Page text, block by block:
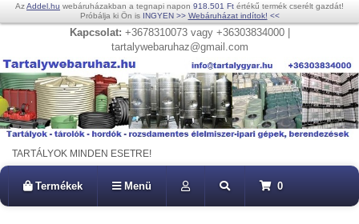
AzAddel.hu webáruházakban a tegnapi napon 918.501 Ft értékű termék cserélt gazdát!
Próbálja ki Ön is INGYEN >> Webáruházat indítok! <<
Kapcsolat: +3678310073 vagy +36303834000 |
tartalywebaruhaz@gmail.com
TARTÁLYOK MINDEN ESETRE!
Termékek Menü 0